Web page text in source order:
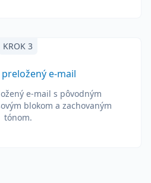
KROK 3
e-mail
e-mail s pôvodným
blokom a zachovaným
tónom.